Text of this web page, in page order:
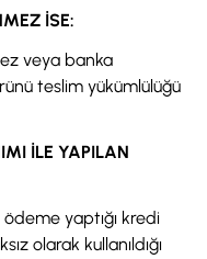
İSE:
veya banka
teslim yükümlülüğü
İLE YAPILAN
yaptığı kredi
olarak kullanıldığı